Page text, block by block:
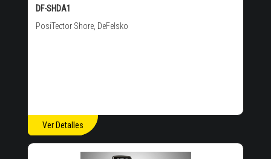
DF-SHDA1
PosiTector Shore, DeFelsko
Ver Detalles